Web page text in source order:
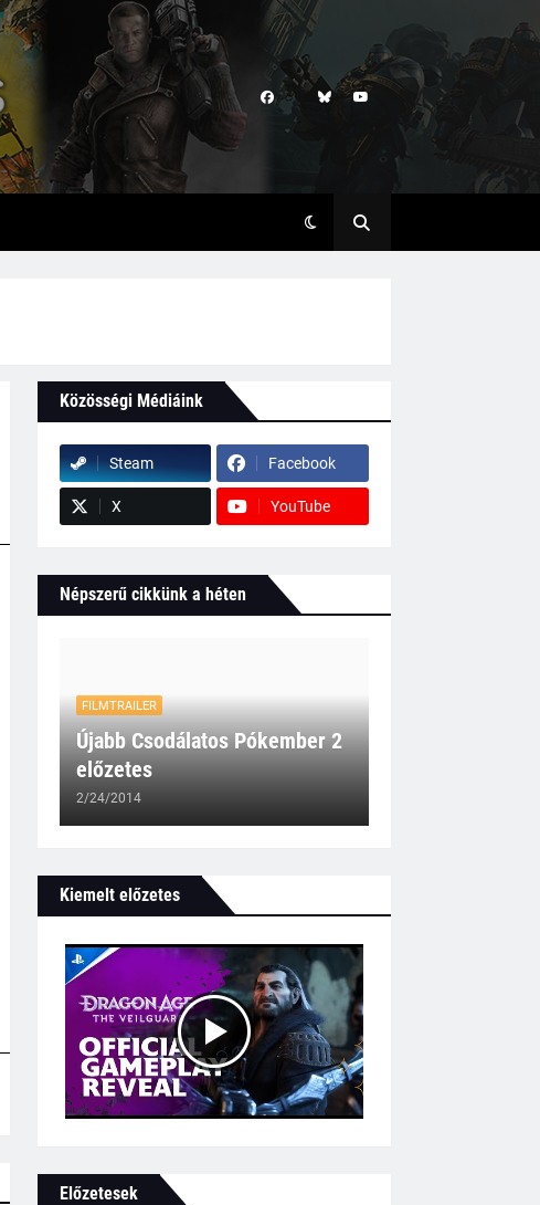
Közösségi Médiáink
Steam Facebook
X YouTube
Népszerű cikkünk a héten
FILMTRAILER
Újabb Csodálatos Pókember 2
előzetes
2/24/2014
Kiemelt előzetes
Előzetesek